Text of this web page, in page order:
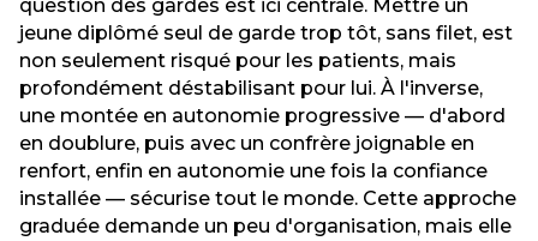
question des gardes est ici centrale. Mettre un
jeune diplômé seul de garde trop tôt, sans filet, est
non seulement risqué pour les patients, mais
profondément déstabilisant pour lui. À l'inverse,
une montée en autonomie progressive — d'abord
en doublure, puis avec un confrère joignable en
renfort, enfin en autonomie une fois la confiance
installée — sécurise tout le monde. Cette approche
graduée demande un peu d'organisation, mais elle